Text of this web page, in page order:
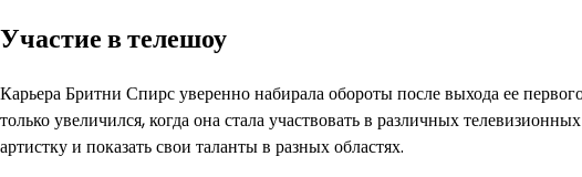
Участие в телешоу
Карьера Бритни Спирс уверенно набирала обороты после выхода ее
только увеличился, когда она стала участвовать в различных
артистку и показать свои таланты в разных областях.